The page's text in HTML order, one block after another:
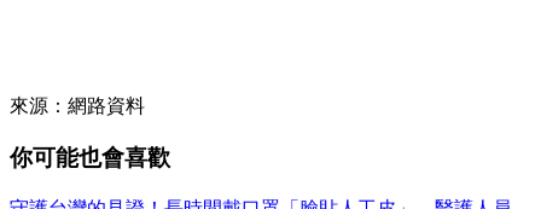
來源：網路資料
你可能也會喜歡